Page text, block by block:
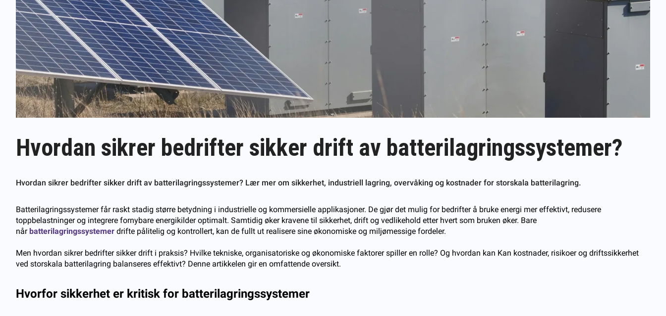
Hvordan sikrer bedrifter sikker drift av batterilagringssystemer?
Hvordan sikrer bedrifter sikker drift av batterilagringssystemer? Lær mer om sikkerhet, industriell lagring, overvåking og kostnader for storskala batterilagring.
Batterilagringssystemer får raskt stadig større betydning i industrielle og kommersielle applikasjoner. De gjør det mulig for bedrifter å bruke energi mer effektivt, redusere
toppbelastninger og integrere fornybare energikilder optimalt. Samtidig øker kravene til sikkerhet, drift og vedlikehold etter hvert som bruken øker. Bare
nårbatterilagringssystemer drifte pålitelig og kontrollert, kan de fullt ut realisere sine økonomiske og miljømessige fordeler.
Men hvordan sikrer bedrifter sikker drift i praksis? Hvilke tekniske, organisatoriske og økonomiske faktorer spiller en rolle? Og hvordan kan Kan kostnader, risikoer og driftssikkerhet
ved storskala batterilagring balanseres effektivt? Denne artikkelen gir en omfattende oversikt.
Hvorfor sikkerhet er kritisk for batterilagringssystemer